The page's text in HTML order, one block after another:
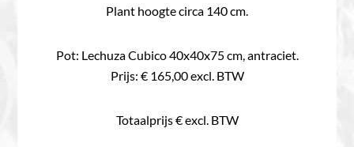
Plant hoogte circa 140 cm.
Pot: Lechuza Cubico 40x40x75 cm, antraciet.
Prijs: € 165,00 excl. BTW
Totaalprijs € excl. BTW